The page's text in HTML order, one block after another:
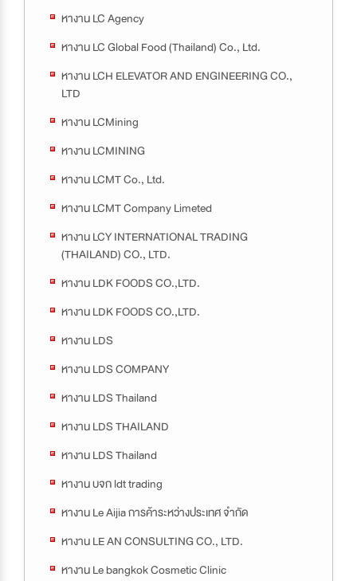
หางาน LC Agency
หางาน LC Global Food (Thailand) Co., Ltd.
หางาน LCH ELEVATOR AND ENGINEERING CO.,
LTD
หางาน LCMining
หางาน LCMINING
หางาน LCMT Co., Ltd.
หางาน LCMT Company Limeted
หางาน LCY INTERNATIONAL TRADING
(THAILAND) CO., LTD.
หางาน LDK FOODS CO.,LTD.
หางาน LDK FOODS CO.,LTD.
หางาน LDS
หางาน LDS COMPANY
หางาน LDS Thailand
หางาน LDS THAILAND
หางาน LDS Thailand
หางาน บจก ldt trading
หางาน Le Aijia การค้าระหว่างประเทศ จำกัด
หางาน LE AN CONSULTING CO., LTD.
หางาน Le bangkok Cosmetic Clinic